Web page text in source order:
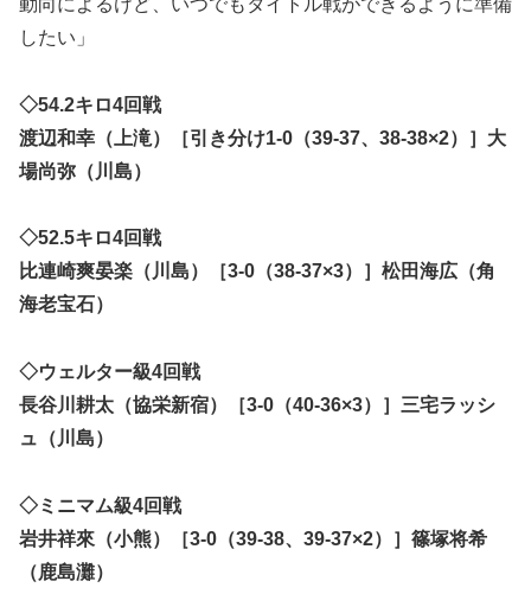
したい」
◇54.2キロ4回戦
渡辺和幸（上滝）［引き分け1-0（39-37、38-38×2）］大
場尚弥（川島）
◇52.5キロ4回戦
比連崎爽晏楽（川島）［3-0（38-37×3）］松田海広（角
海老宝石）
◇ウェルター級4回戦
長谷川耕太（協栄新宿）［3-0（40-36×3）］三宅ラッシ
ュ（川島）
◇ミニマム級4回戦
岩井祥來（小熊）［3-0（39-38、39-37×2）］篠塚将希
（鹿島灘）